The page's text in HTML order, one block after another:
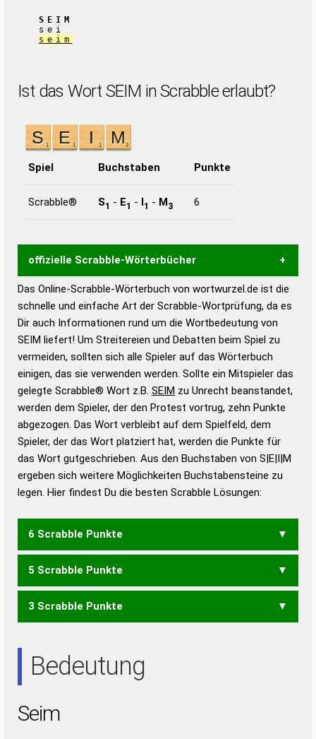
SEIM
sei
seim
Ist das Wort SEIM in Scrabble erlaubt?
Spiel Buchstaben Punkte
Scrabble® S1 - E1 - I1 - M3 6
offizielle Scrabble-Wörterbücher
Wortwurzel liefert mit Hilfe eines semantischen
Wortanalyse-Algorithmus gute Anhaltspunkte zu
Wortbedeutung, Worttrennung und Wortform, um die
Gültigkeit eines Wortes für das Scrabble-Spiel zu
bestimmen!
zugelassene Turnier Scrabble-
Wörterbücher sind:
Duden – Standardwerk in 12 Bänden
Duden – Richtiges und gutes
Deutsch
Duden – Die deutsche Grammatik
Duden – Deutsches
Universalwörterbuch
Das Online-Scrabble-Wörterbuch von wortwurzel.de ist die
schnelle und einfache Art der Scrabble-Wortprüfung, da es
Dir auch Informationen rund um die Wortbedeutung von
SEIM liefert! Um Streitereien und Debatten beim Spiel zu
vermeiden, sollten sich alle Spieler auf das Wörterbuch
einigen, das sie verwenden werden. Sollte ein Mitspieler das
gelegte Scrabble® Wort z.B. SEIM zu Unrecht beanstandet,
werden dem Spieler, der den Protest vortrug, zehn Punkte
abgezogen. Das Wort verbleibt auf dem Spielfeld, dem
Spieler, der das Wort platziert hat, werden die Punkte für
das Wort gutgeschrieben. Aus den Buchstaben von S|E|I|M
ergeben sich weitere Möglichkeiten Buchstabensteine zu
legen. Hier findest Du die besten Scrabble Lösungen:
6 Scrabble Punkte
MIES MISE
5 Scrabble Punkte
IMS SEM
3 Scrabble Punkte
Bedeutung
Seim